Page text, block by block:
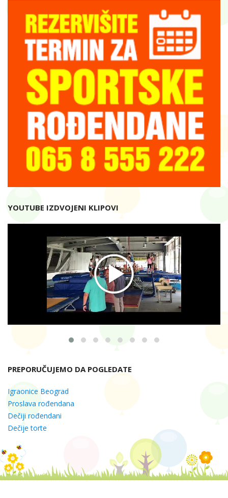
YOUTUBE IZDVOJENI KLIPOVI
PREPORUČUJEMO DA POGLEDATE
Igraonice Beograd
Proslava rođendana
Dečiji rođendani
Dečije torte